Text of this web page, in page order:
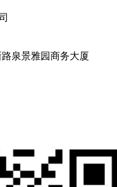
泉景雅园商务大厦